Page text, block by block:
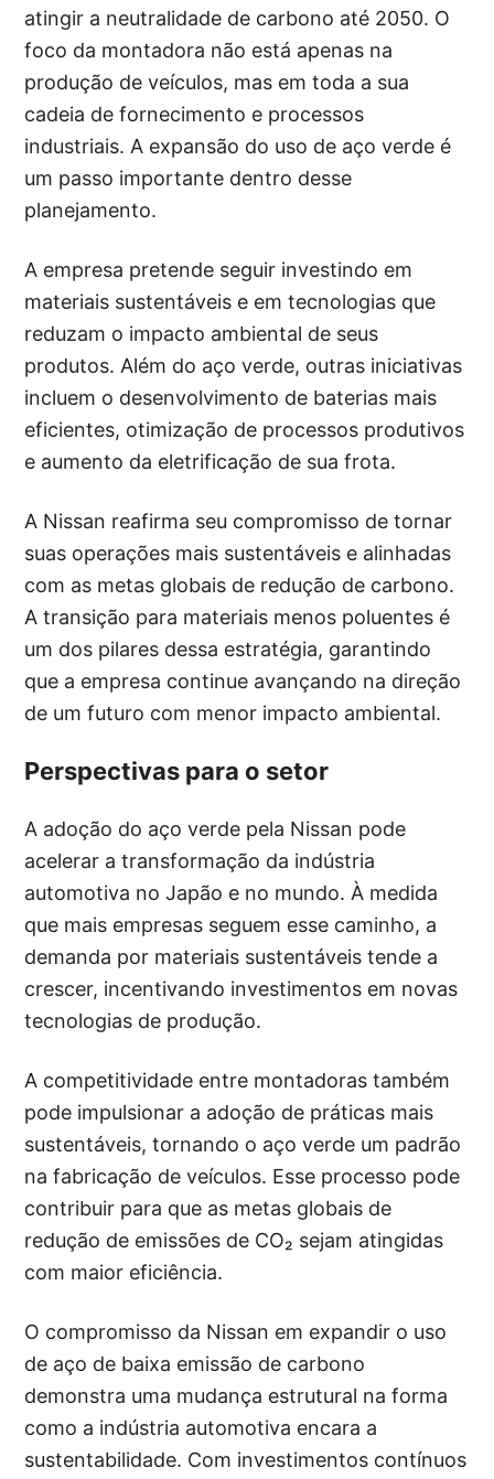
atingir a neutralidade de carbono até 2050. O
foco da montadora não está apenas na
produção de veículos, mas em toda a sua
cadeia de fornecimento e processos
industriais. A expansão do uso de aço verde é
um passo importante dentro desse
planejamento.
A empresa pretende seguir investindo em
materiais sustentáveis e em tecnologias que
reduzam o impacto ambiental de seus
produtos. Além do aço verde, outras iniciativas
incluem o desenvolvimento de baterias mais
eficientes, otimização de processos produtivos
e aumento da eletrificação de sua frota.
A Nissan reafirma seu compromisso de tornar
suas operações mais sustentáveis e alinhadas
com as metas globais de redução de carbono.
A transição para materiais menos poluentes é
um dos pilares dessa estratégia, garantindo
que a empresa continue avançando na direção
de um futuro com menor impacto ambiental.
Perspectivas para o setor
A adoção do aço verde pela Nissan pode
acelerar a transformação da indústria
automotiva no Japão e no mundo. À medida
que mais empresas seguem esse caminho, a
demanda por materiais sustentáveis tende a
crescer, incentivando investimentos em novas
tecnologias de produção.
A competitividade entre montadoras também
pode impulsionar a adoção de práticas mais
sustentáveis, tornando o aço verde um padrão
na fabricação de veículos. Esse processo pode
contribuir para que as metas globais de
redução de emissões de CO₂ sejam atingidas
com maior eficiência.
O compromisso da Nissan em expandir o uso
de aço de baixa emissão de carbono
demonstra uma mudança estrutural na forma
como a indústria automotiva encara a
sustentabilidade. Com investimentos contínuos